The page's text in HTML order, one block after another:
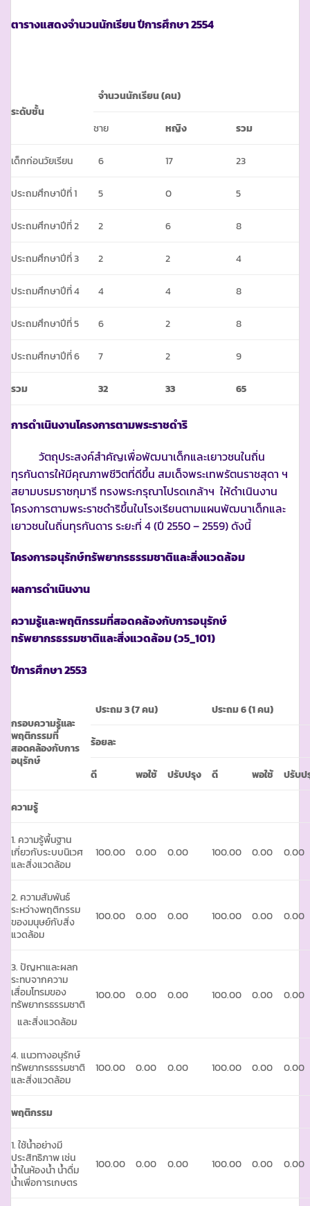
ตารางแสดงจำนวนนักเรียน ปีการศึกษา2554
ระดับชั้น
จำนวนนักเรียน (คน)
ชาย หญิง รวม
เด็กก่อนวัยเรียน 6 17 23
ประถมศึกษาปีที่ 1 5 0 5
ประถมศึกษาปีที่ 2 2 6 8
ประถมศึกษาปีที่ 3 2 2 4
ประถมศึกษาปีที่ 4 4 4 8
ประถมศึกษาปีที่ 5 6 2 8
ประถมศึกษาปีที่ 6 7 2 9
รวม 32 33 65
การดำเนินงานโครงการตามพระราชดำริ
วัตถุประสงค์สำคัญเพื่อพัฒนาเด็กและเยาวชนในถิ่น
ทุรกันดารให้มีคุณภาพชีวิตที่ดีขึ้น สมเด็จพระเทพรัตนราชสุดา ฯ
สยามบรมราชกุมารี ทรงพระกรุณาโปรดเกล้าฯ ให้ดำเนินงาน
โครงการตามพระราชดำริขึ้นในโรงเรียนตามแผนพัฒนาเด็กและ
เยาวชนในถิ่นทุรกันดาร ระยะที่ 4 (ปี 2550 – 2559) ดังนี้
โครงการอนุรักษ์ทรัพยากรธรรมชาติและสิ่งแวดล้อม
ผลการดำเนินงาน
ความรู้และพฤติกรรมที่สอดคล้องกับการอนุรักษ์
ทรัพยากรธรรมชาติและสิ่งแวดล้อม (ว5_101)
ปีการศึกษา2553
กรอบความรู้และ
พฤติกรรมที่
สอดคล้องกับการ
อนุรักษ์
ประถม3 (7 คน) ประถม6 (1 คน)
ร้อยละ
ดี พอใช้ ปรับปรุง ดี พอใช้ ปรับป
ความรู้
1. ความรู้พื้นฐาน
เกี่ยวกับระบบนิเวศ
และสิ่งแวดล้อม
100.00 0.00 0.00 100.00 0.00 0.00
2. ความสัมพันธ์
ระหว่างพฤติกรรม
ของมนุษย์กับสิ่ง
แวดล้อม
100.00 0.00 0.00 100.00 0.00 0.00
3. ปัญหาและผลก
ระทบจากความ
เสื่อมโทรมของ
ทรัพยากรธรรมชาติ
และสิ่งแวดล้อม
100.00 0.00 0.00 100.00 0.00 0.00
4. แนวทางอนุรักษ์
ทรัพยากรธรรมชาติ
และสิ่งแวดล้อม
100.00 0.00 0.00 100.00 0.00 0.00
พฤติกรรม
1. ใช้น้ำอย่างมี
ประสิทธิภาพ เช่น
น้ำในห้องน้ำ น้ำดื่ม
น้ำเพื่อการเกษตร
100.00 0.00 0.00 100.00 0.00 0.00